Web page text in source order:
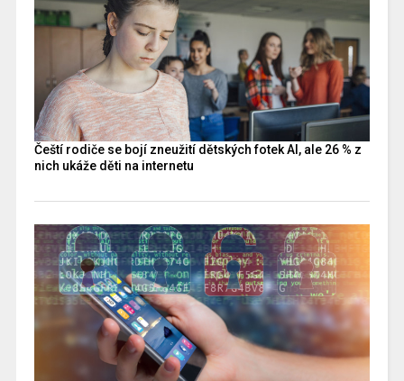
Čeští rodiče se bojí zneužití dětských fotek AI, ale 26 % z
nich ukáže děti na internetu